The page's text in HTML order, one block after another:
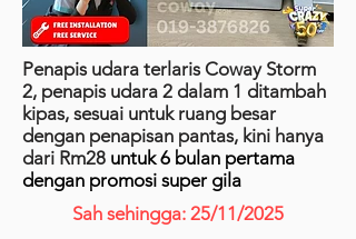
Penapis udara terlaris Coway Storm
2, penapis udara 2 dalam 1 ditambah
kipas, sesuai untuk ruang besar
dengan penapisan pantas, kini hanya
dari Rm28 untuk 6 bulan pertama
dengan promosi super gila
Sah sehingga: 25/11/2025